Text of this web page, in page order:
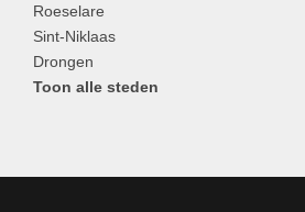
Roeselare
Sint-Niklaas
Drongen
Toon alle steden